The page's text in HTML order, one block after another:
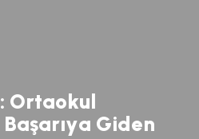
: Ortaokul
Başarıya Giden